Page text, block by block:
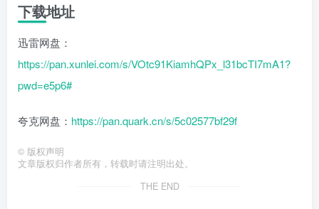
下载地址
迅雷网盘：
https://pan.xunlei.com/s/VOtc91KiamhQPx_l31bcTI7mA1?
pwd=e5p6#
夸克网盘： https://pan.quark.cn/s/5c02577bf29f
© 版权声明
文章版权归作者所有，转载时请注明出处。
THE END